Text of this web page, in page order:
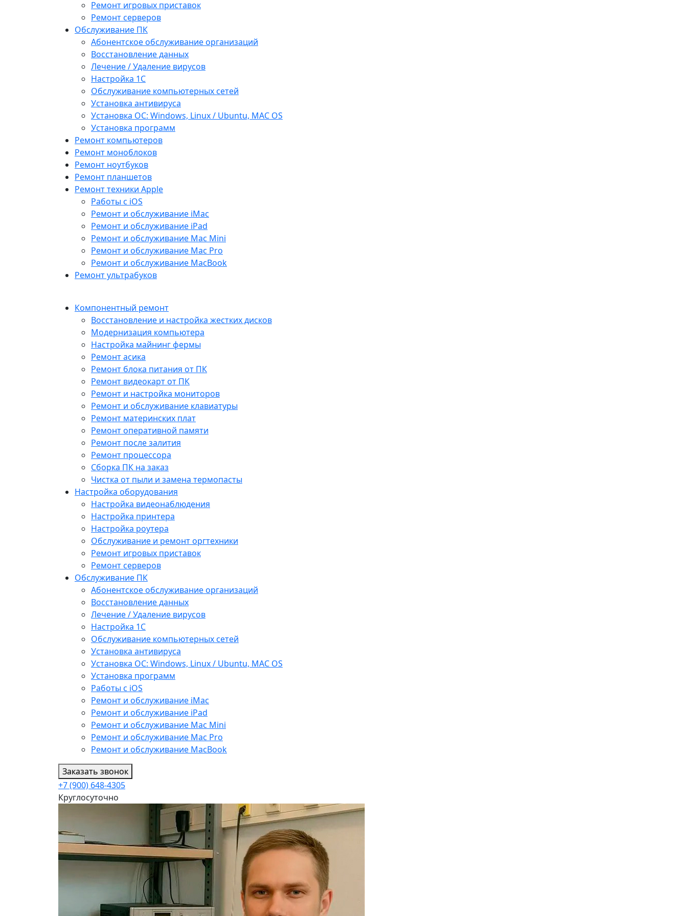
Ремонт игровых приставок
Ремонт серверов
Обслуживание ПК
Абонентское обслуживание организаций
Восстановление данных
Лечение / Удаление вирусов
Настройка 1С
Обслуживание компьютерных сетей
Установка антивируса
Установка ОС: Windows, Linux / Ubuntu, МАС OS
Установка программ
Ремонт компьютеров
Ремонт моноблоков
Ремонт ноутбуков
Ремонт планшетов
Ремонт техники Apple
Работы с iOS
Ремонт и обслуживание iMac
Ремонт и обслуживание iPad
Ремонт и обслуживание Mac Mini
Ремонт и обслуживание Mac Pro
Ремонт и обслуживание MacBook
Ремонт ультрабуков
Компонентный ремонт
Восстановление и настройка жестких дисков
Модернизация компьютера
Настройка майнинг фермы
Ремонт асика
Ремонт блока питания от ПК
Ремонт видеокарт от ПК
Ремонт и настройка мониторов
Ремонт и обслуживание клавиатуры
Ремонт материнских плат
Ремонт оперативной памяти
Ремонт после залития
Ремонт процессора
Сборка ПК на заказ
Чистка от пыли и замена термопасты
Настройка оборудования
Настройка видеонаблюдения
Настройка принтера
Настройка роутера
Обслуживание и ремонт оргтехники
Ремонт игровых приставок
Ремонт серверов
Обслуживание ПК
Абонентское обслуживание организаций
Восстановление данных
Лечение / Удаление вирусов
Настройка 1С
Обслуживание компьютерных сетей
Установка антивируса
Установка ОС: Windows, Linux / Ubuntu, МАС OS
Установка программ
Работы с iOS
Ремонт и обслуживание iMac
Ремонт и обслуживание iPad
Ремонт и обслуживание Mac Mini
Ремонт и обслуживание Mac Pro
Ремонт и обслуживание MacBook
Заказать звонок
+7 (900) 648-4305
Круглосуточно